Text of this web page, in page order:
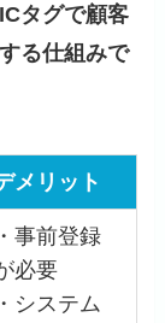
タグで顧客
る仕組みで
メリット
・事前登録
必要
・システム